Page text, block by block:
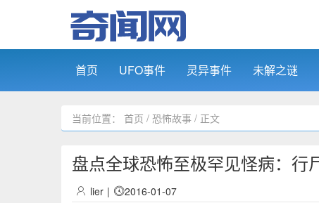
首页 UFO事件 灵异事件 未解之谜
当前位置： 首页 / 恐怖故事 / 正文
盘点全球恐怖至极罕见怪病：行
lier | 2016-01-07